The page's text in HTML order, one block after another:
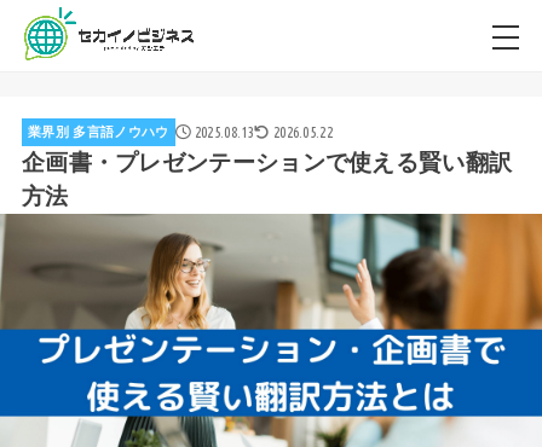
業界別 多言語ノウハウ 2025.08.13 2026.05.22
企画書・プレゼンテーションで使える賢い翻訳
方法